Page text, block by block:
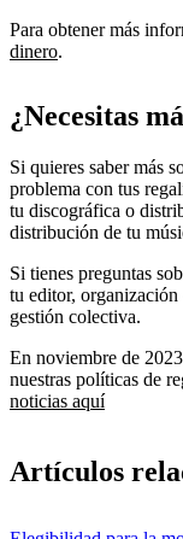
Para obtener más
dinero.
¿Necesitas
Si quieres saber más
problema con tus
tu discográfica o
distribución de tu
Si tienes preguntas
tu editor, organización
gestión colectiva.
En noviembre de
nuestras políticas de
noticias aquí
Artículos